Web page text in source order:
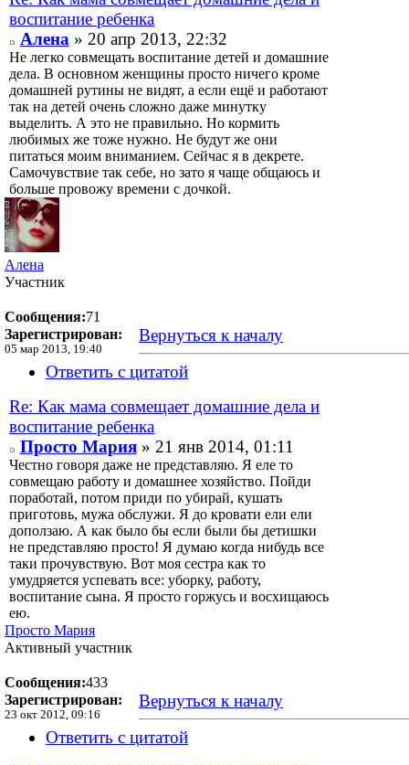
воспитание ребенка
Алена» 20 апр 2013, 22:32
Не легко совмещать воспитание детей и домашние
дела. В основном женщины просто ничего кроме
домашней рутины не видят, а если ещё и работают
так на детей очень сложно даже минутку
выделить. А это не правильно. Но кормить
любимых же тоже нужно. Не будут же они
питаться моим вниманием. Сейчас я в декрете.
Самочувствие так себе, но зато я чаще общаюсь и
больше провожу времени с дочкой.
Алена
Участник
Сообщения:71
Зарегистрирован:
05 мар 2013, 19:40
Вернуться к началу
Ответить с цитатой
Re: Как мама совмещает домашние дела и
воспитание ребенка
Просто Мария» 21 янв 2014, 01:11
Честно говоря даже не представляю. Я еле то
совмещаю работу и домашнее хозяйство. Пойди
поработай, потом приди по убирай, кушать
приготовь, мужа обслужи. Я до кровати ели ели
доползаю. А как было бы если были бы детишки
не представляю просто! Я думаю когда нибудь все
таки прочувствую. Вот моя сестра как то
умудряется успевать все: уборку, работу,
воспитание сына. Я просто горжусь и восхищаюсь
ею.
Просто Мария
Активный участник
Сообщения:433
Зарегистрирован:
23 окт 2012, 09:16
Вернуться к началу
Ответить с цитатой